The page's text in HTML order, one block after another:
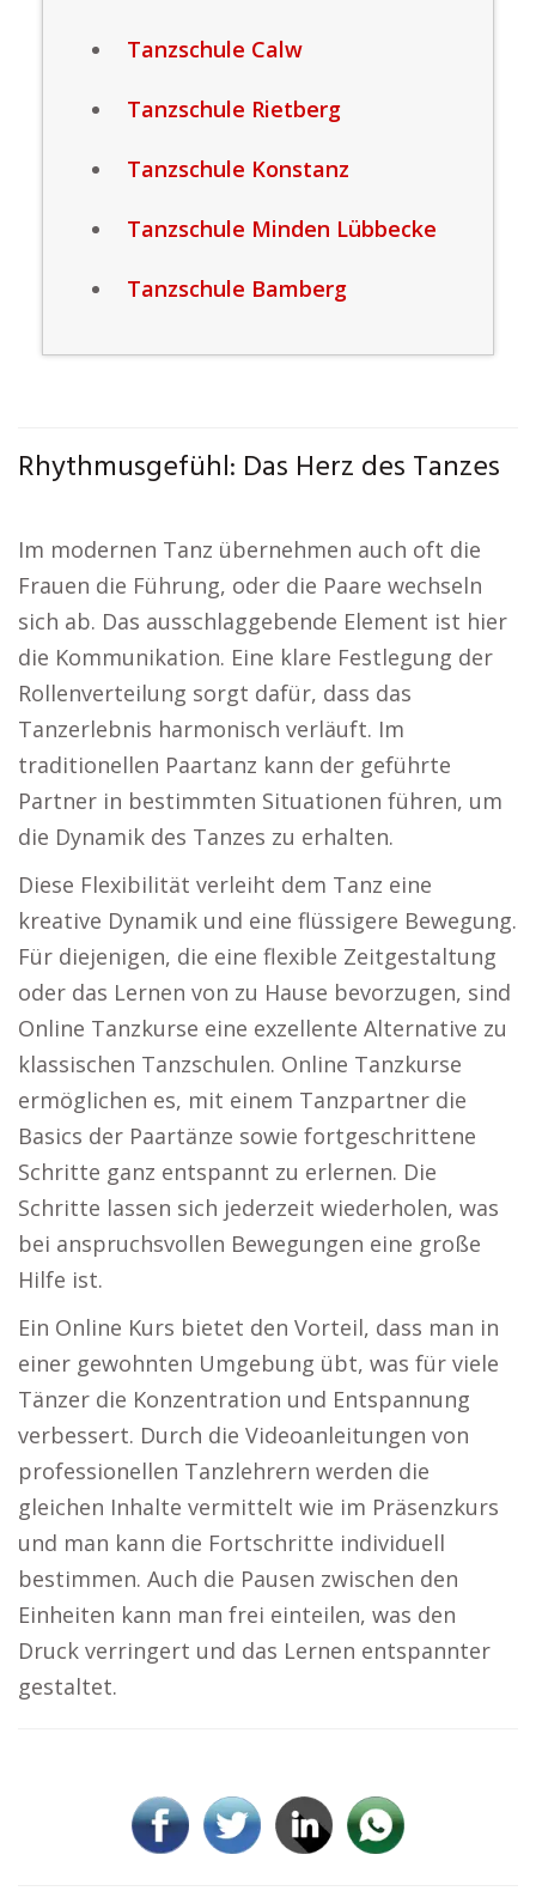
Tanzschule Calw
Tanzschule Rietberg
Tanzschule Konstanz
Tanzschule Minden Lübbecke
Tanzschule Bamberg
Rhythmusgefühl: Das Herz des Tanzes
Im modernen Tanz übernehmen auch oft die
Frauen die Führung, oder die Paare wechseln
sich ab. Das ausschlaggebende Element ist hier
die Kommunikation. Eine klare Festlegung der
Rollenverteilung sorgt dafür, dass das
Tanzerlebnis harmonisch verläuft. Im
traditionellen Paartanz kann der geführte
Partner in bestimmten Situationen führen, um
die Dynamik des Tanzes zu erhalten.
Diese Flexibilität verleiht dem Tanz eine
kreative Dynamik und eine flüssigere Bewegung.
Für diejenigen, die eine flexible Zeitgestaltung
oder das Lernen von zu Hause bevorzugen, sind
Online Tanzkurse eine exzellente Alternative zu
klassischen Tanzschulen. Online Tanzkurse
ermöglichen es, mit einem Tanzpartner die
Basics der Paartänze sowie fortgeschrittene
Schritte ganz entspannt zu erlernen. Die
Schritte lassen sich jederzeit wiederholen, was
bei anspruchsvollen Bewegungen eine große
Hilfe ist.
Ein Online Kurs bietet den Vorteil, dass man in
einer gewohnten Umgebung übt, was für viele
Tänzer die Konzentration und Entspannung
verbessert. Durch die Videoanleitungen von
professionellen Tanzlehrern werden die
gleichen Inhalte vermittelt wie im Präsenzkurs
und man kann die Fortschritte individuell
bestimmen. Auch die Pausen zwischen den
Einheiten kann man frei einteilen, was den
Druck verringert und das Lernen entspannter
gestaltet.